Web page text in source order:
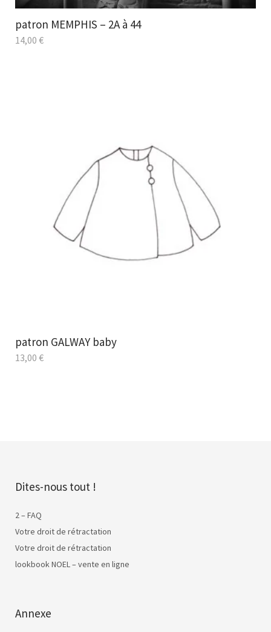
patron MEMPHIS – 2A à 44
14,00 €
patron GALWAY baby
13,00 €
Dites-nous tout !
2 – FAQ
Votre droit de rétractation
Votre droit de rétractation
lookbook NOEL – vente en ligne
Annexe